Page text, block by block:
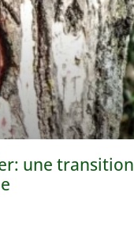
une transition